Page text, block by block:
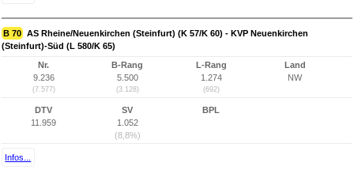
B 70 AS Rheine/Neuenkirchen (Steinfurt) (K 57/K 60) - KVP Neuenkirchen
(Steinfurt)-Süd (L 580/K 65)
Nr.
9.236
(7.577)
B-Rang
5.500
(3.128)
L-Rang
1.274
(692)
Land
NW
DTV
11.959
SV
1.052
(8,8%)
BPL
Infos...